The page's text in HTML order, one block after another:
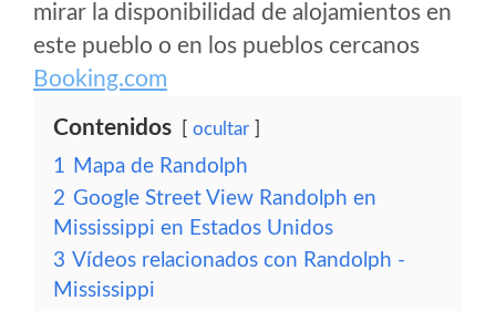
mirar la disponibilidad de alojamientos en
este pueblo o en los pueblos cercanos
Booking.com
Contenidos ocultar
1 Mapa de Randolph
2 Google Street View Randolph en
Mississippi en Estados Unidos
3 Vídeos relacionados con Randolph -
Mississippi